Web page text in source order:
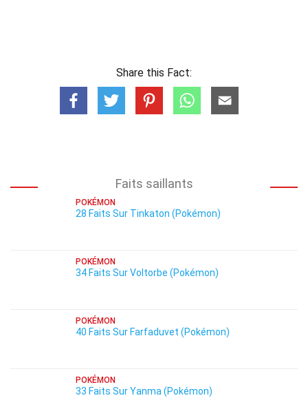
Share this Fact:
Faits saillants
POKÉMON
28 Faits Sur Tinkaton (Pokémon)
POKÉMON
34 Faits Sur Voltorbe (Pokémon)
POKÉMON
40 Faits Sur Farfaduvet (Pokémon)
POKÉMON
33 Faits Sur Yanma (Pokémon)